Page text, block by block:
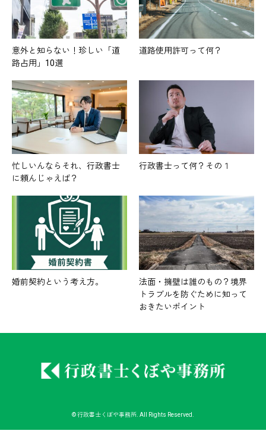
意外と知らない！珍しい「道
路占用」10選
道路使用許可って何？
忙しいんならそれ、行政書士
に頼んじゃえば？
行政書士って何？その１
婚前契約という考え方。
法面・擁壁は誰のもの？境界
トラブルを防ぐために知って
おきたいポイント
©行政書士くぼや事務所 . All Rights Reserved.